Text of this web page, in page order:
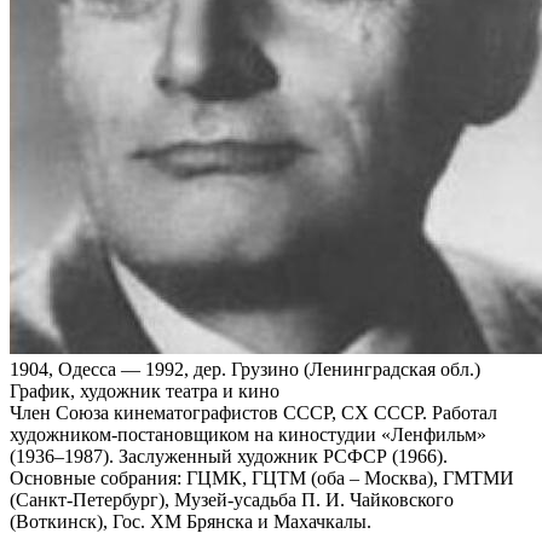
1904, Одесса — 1992, дер. Грузино (Ленинградская обл.)
График, художник театра и кино
Член Союза кинематографистов СССР, СХ СССР. Работал
художником-постановщиком на киностудии «Ленфильм»
(1936–1987). Заслуженный художник РСФСР (1966).
Основные собрания: ГЦМК, ГЦТМ (оба – Москва), ГМТМИ
(Санкт-Петербург), Музей-усадьба П. И. Чайковского
(Воткинск), Гос. ХМ Брянска и Махачкалы.